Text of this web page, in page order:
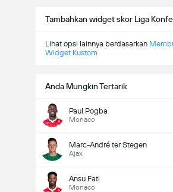
Tambahkan widget skor Liga
Lihat opsi lainnya berdasarkan
Widget Kustom
Anda Mungkin Tertarik
Paul Pogba
Monaco
Marc-André ter Stegen
Ajax
Ansu Fati
Monaco